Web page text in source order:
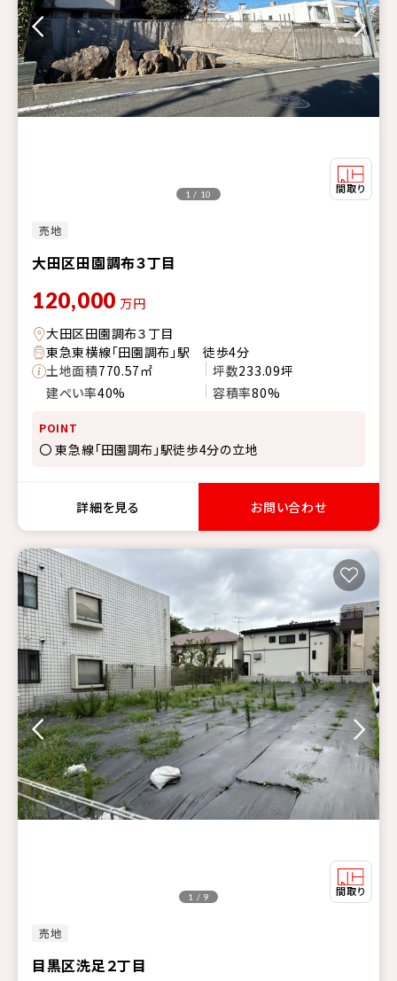
売地
大田区田園調布３丁目
1 / 10
120,000 万円
大田区田園調布３丁目
東急東横線「田園調布」駅 徒歩4分
土地面積770.57㎡ 坪数233.09坪
建ぺい率40% 容積率80%
POINT
〇 東急線「田園調布」駅徒歩4分の立地
詳細を見る お問い合わせ
売地
目黒区洗足２丁目
1 / 9